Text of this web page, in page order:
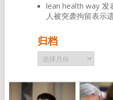
lean health way发
人被突袭拘留表示
归档
归
档